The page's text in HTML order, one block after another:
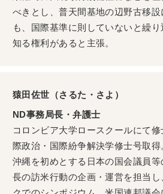
べきとし、普天間基地の辺野古移
も、国際基準に則していないと繰
知る権利があると主張。
猿田佐世（さるた・さよ）
ND事務局長・弁護士
コロンビア大学ロースクールにて
際政治・国際紛争解決学修士号取
沖縄を初めとする日本の国会議員
長の訪米行動の企画・運営を担当